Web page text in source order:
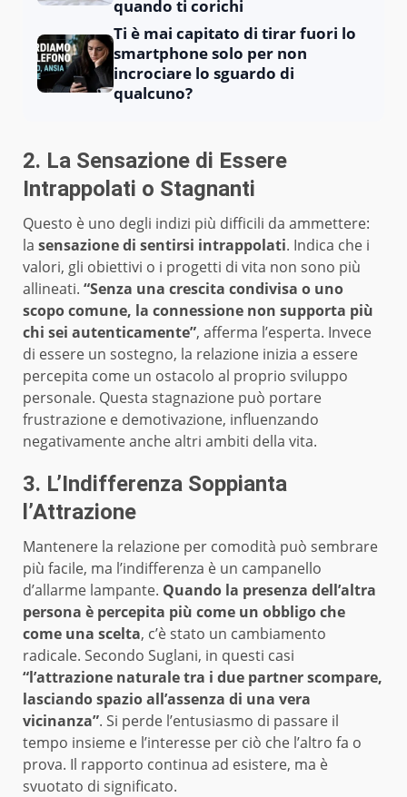
quando ti corichi
Ti è mai capitato di tirar fuori lo
smartphone solo per non
incrociare lo sguardo di
qualcuno?
2. La Sensazione di Essere
Intrappolati o Stagnanti
Questo è uno degli indizi più difficili da ammettere:
la sensazione di sentirsi intrappolati. Indica che i
valori, gli obiettivi o i progetti di vita non sono più
allineati. “Senza una crescita condivisa o uno
scopo comune, la connessione non supporta più
chi sei autenticamente”, afferma l’esperta. Invece
di essere un sostegno, la relazione inizia a essere
percepita come un ostacolo al proprio sviluppo
personale. Questa stagnazione può portare
frustrazione e demotivazione, influenzando
negativamente anche altri ambiti della vita.
3. L’Indifferenza Soppianta
l’Attrazione
Mantenere la relazione per comodità può sembrare
più facile, ma l’indifferenza è un campanello
d’allarme lampante. Quando la presenza dell’altra
persona è percepita più come un obbligo che
come una scelta, c’è stato un cambiamento
radicale. Secondo Suglani, in questi casi
“l’attrazione naturale tra i due partner scompare,
lasciando spazio all’assenza di una vera
vicinanza”. Si perde l’entusiasmo di passare il
tempo insieme e l’interesse per ciò che l’altro fa o
prova. Il rapporto continua ad esistere, ma è
svuotato di significato.